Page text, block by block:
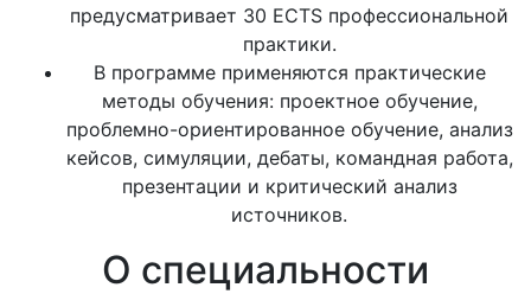
предусматривает 30 ECTS профессиональной
практики.
В программе применяются практические
методы обучения: проектное обучение,
проблемно-ориентированное обучение, анализ
кейсов, симуляции, дебаты, командная работа,
презентации и критический анализ
источников.
О специальности